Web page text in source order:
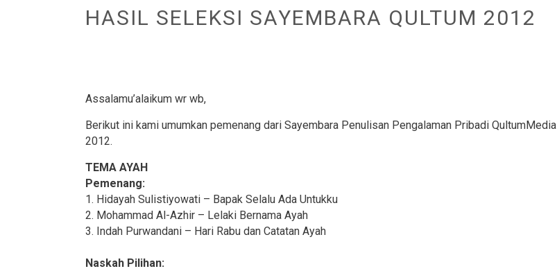
HASIL SELEKSI SAYEMBARA QULTUM 2012
Assalamu’alaikum wr wb,
Berikut ini kami umumkan pemenang dari Sayembara Penulisan Pengalaman Pribadi QultumMedia
2012.
TEMA AYAH
Pemenang:
1. Hidayah Sulistiyowati – Bapak Selalu Ada Untukku
2. Mohammad Al-Azhir – Lelaki Bernama Ayah
3. Indah Purwandani – Hari Rabu dan Catatan Ayah
Naskah Pilihan: